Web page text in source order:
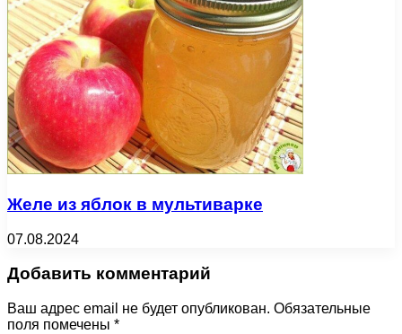
Желе из яблок в мультиварке
07.08.2024
Добавить комментарий
Ваш адрес email не будет опубликован. Обязательные
поля помечены *